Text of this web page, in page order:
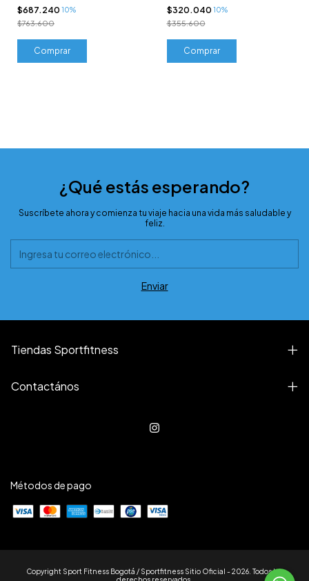
$687.240 10%
$763.600
$320.040 10%
$355.600
¿Qué estás esperando?
Suscríbete ahora y comienza tu viaje hacia una vida más saludable y
feliz.
Tiendas Sportfitness
Contactános
Métodos de pago
Copyright Sport Fitness Bogotá / Sportfitness Sitio Oficial - 2026. Todos los